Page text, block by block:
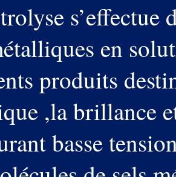
s’effectue
en
produits
,la brillance
basse